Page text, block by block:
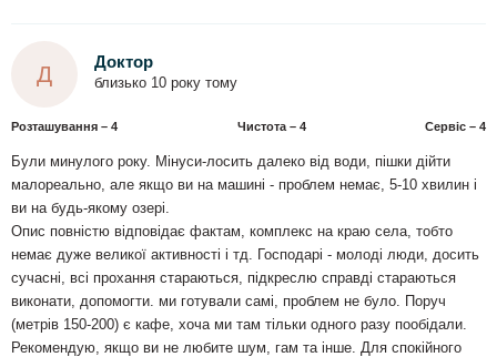
Д Доктор
близько 10 року тому
Розташування – 4 Чистота – 4 Сервіс – 4
Були минулого року. Мінуси-лосить далеко від води, пішки дійти
малореально, але якщо ви на машині - проблем немає, 5-10 хвилин і
ви на будь-якому озері.
Опис повністю відповідає фактам, комплекс на краю села, тобто
немає дуже великої активності і тд. Господарі - молоді люди, досить
сучасні, всі прохання стараються, підкреслю справді стараються
виконати, допомогти. ми готували самі, проблем не було. Поруч
(метрів 150-200) є кафе, хоча ми там тільки одного разу пообідали.
Рекомендую, якщо ви не любите шум, гам та інше. Для спокійного